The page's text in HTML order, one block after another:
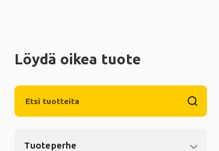
Löydä oikea tuote
Tuoteperhe